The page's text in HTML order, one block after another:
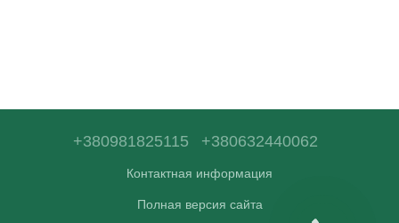
+380981825115 +380632440062
Контактная информация
Полная версия сайта